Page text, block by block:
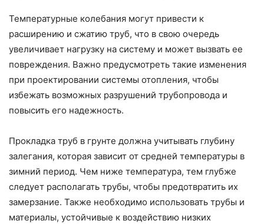
Температурные колебания могут привести к
расширению и сжатию труб, что в свою очередь
увеличивает нагрузку на систему и может вызвать ее
повреждения. Важно предусмотреть такие изменения
при проектировании системы отопления, чтобы
избежать возможных разрушений трубопровода и
повысить его надежность.
Прокладка труб в грунте должна учитывать глубину
залегания, которая зависит от средней температуры в
зимний период. Чем ниже температура, тем глубже
следует располагать трубы, чтобы предотвратить их
замерзание. Также необходимо использовать трубы и
материалы, устойчивые к воздействию низких